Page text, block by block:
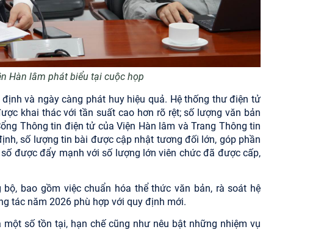
Hàn lâm phát biểu tại cuộc họp
và ngày càng phát huy hiệu quả. Hệ thống thư điện tử
khai thác với tần suất cao hơn rõ rệt; số lượng văn bản
Thông tin điện tử của Viện Hàn lâm và Trang Thông tin
số lượng tin bài được cập nhật tương đối lớn, góp phần
được đẩy mạnh với số lượng lớn viên chức đã được cấp,
bao gồm việc chuẩn hóa thể thức văn bản, rà soát hệ
tác năm 2026 phù hợp với quy định mới.
số tồn tại, hạn chếcũng như nêu bật những nhiệm vụ